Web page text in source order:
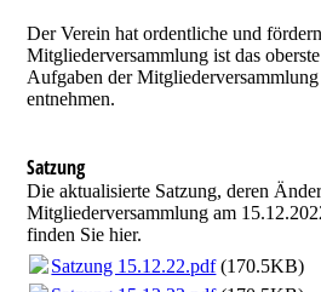
Der Verein hat ordentliche und
Mitgliederversammlung ist das
Aufgaben der
entnehmen.
Satzung
Die aktualisierte Satzung, deren
Mitgliederversammlung am
finden Sie hier.
Satzung 15.12.22.pdf(170.5KB)